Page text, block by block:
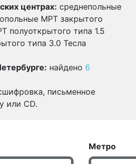
центрах: среднепольные
МРТ закрытого
полуоткрытого типа 1.5
типа 3.0 Тесла
найдено 6
письменное
или CD.
Метро